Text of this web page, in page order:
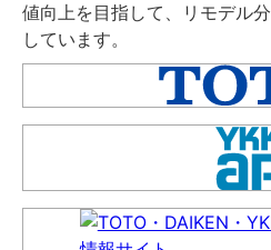
値向上を目指して、リモデル
しています。